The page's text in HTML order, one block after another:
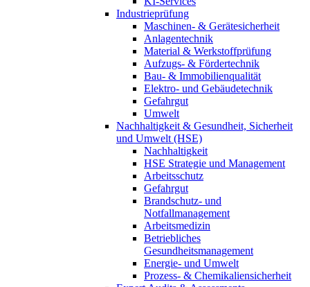
Industrieprüfung
Maschinen- & Gerätesicherheit
Anlagentechnik
Material & Werkstoffprüfung
Aufzugs- & Fördertechnik
Bau- & Immobilienqualität
Elektro- und Gebäudetechnik
Gefahrgut
Umwelt
Nachhaltigkeit & Gesundheit, Sicherheit
und Umwelt (HSE)
Nachhaltigkeit
HSE Strategie und Management
Arbeitsschutz
Gefahrgut
Brandschutz- und
Notfallmanagement
Arbeitsmedizin
Betriebliches
Gesundheitsmanagement
Energie- und Umwelt
Prozess- & Chemikaliensicherheit